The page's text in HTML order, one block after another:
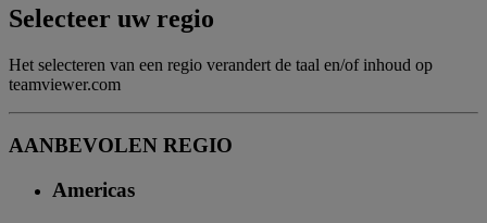
Selecteer uw regio
Het selecteren van een regio verandert de taal en/of inhoud op
teamviewer.com
AANBEVOLEN REGIO
Americas